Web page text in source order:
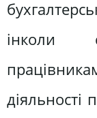
інколи
діяльності